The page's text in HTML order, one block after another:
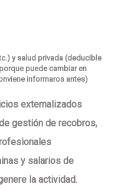
y salud privada (deducible
puede cambiar en
informaros antes)
externalizados
gestión de recobros,
y salarios de
la actividad.